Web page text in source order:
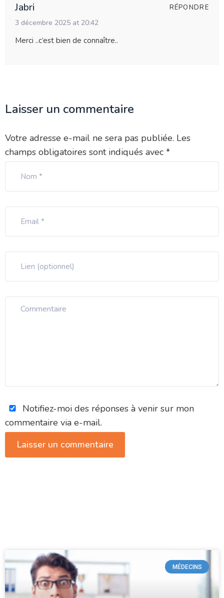
Jabri
3 décembre 2025 at 20:42
Merci ..c’est bien de connaître..
RÉPONDRE
Laisser un commentaire
Votre adresse e-mail ne sera pas publiée. Les
champs obligatoires sont indiqués avec *
Notifiez-moi des réponses à venir sur mon
commentaire via e-mail.
MÉDECINS